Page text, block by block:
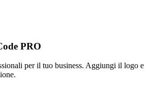
PRO
per il tuo business. Aggiungi il logo e